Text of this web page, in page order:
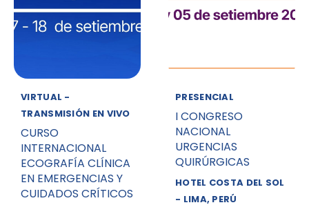
VIRTUAL -
TRANSMISIÓN EN VIVO
CURSO
INTERNACIONAL
ECOGRAFÍA CLÍNICA
EN EMERGENCIAS Y
CUIDADOS CRÍTICOS
PRESENCIAL
I CONGRESO
NACIONAL
URGENCIAS
QUIRÚRGICAS
HOTEL COSTA DEL SOL
- LIMA, PERÚ